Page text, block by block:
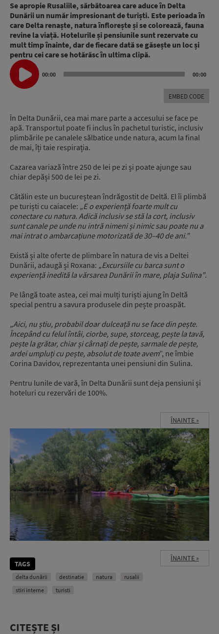
Se apropie Rusaliile, sărbătoarea care aduce în Delta
Dunării un număr impresionant de turiști. Este perioada în
care Delta renaște, natura înflorește și se colorează, fauna
revine la viață. Hotelurile și pensiunile sunt rezervate cu
mult timp înainte, dar de fiecare dată se găsește un loc și
pentru cei care se hotărăsc în ultima clipă.
Audio
Player
00:00 00:00
EMBED CODE
În Delta Dunării, cea mai mare parte a accesului se face pe
apă. Transportul poate fi inclus în pachetul turistic, inclusiv
plimbările pe canalele sălbatice unde natura, acum la final
de mai, îți taie respirația.
Cazarea variază între 250 de lei pe zi și poate ajunge sau
chiar depăși 500 de lei pe zi.
Cătălin este un bucureștean îndrăgostit de Deltă. El îi plimbă
pe turiști cu caiacele: „E o experiență foarte mult cu
conectare cu natura. Adică inclusiv se stă la cort, inclusiv
sunt canale pe unde nu intră nimeni și nimic sau poate nu a
mai intrat o ambarcațiune motorizată de 30–40 de ani.”
Există și alte oferte de plimbare în natura de vis a Deltei
Dunării, adaugă și Roxana: „Excursiile cu barca sunt o
experiență inedită la vărsarea Dunării în mare, plaja Sulina”.
Pe lângă toate astea, cei mai mulți turiști ajung în Deltă
special pentru a savura produsele din pește proaspăt.
„Aici, nu știu, probabil doar dulceață nu se face din pește.
Începând cu felul întâi, ciorbe, supe, storceag, pește la tavă,
pește la grătar, chiar și cârnați de pește, sarmale de pește,
ardei umpluți cu pește, absolut de toate avem”, ne îmbie
Corina Davidov, reprezentanta unei pensiuni din Sulina.
Pentru lunile de vară, în Delta Dunării sunt deja pensiuni și
hoteluri cu rezervări de 100%.
ÎNAINTE »
ÎNAINTE »
TAGS
delta dunării destinatie natura
rusalii
stiri interne
turisti
CITEȘTE ȘI